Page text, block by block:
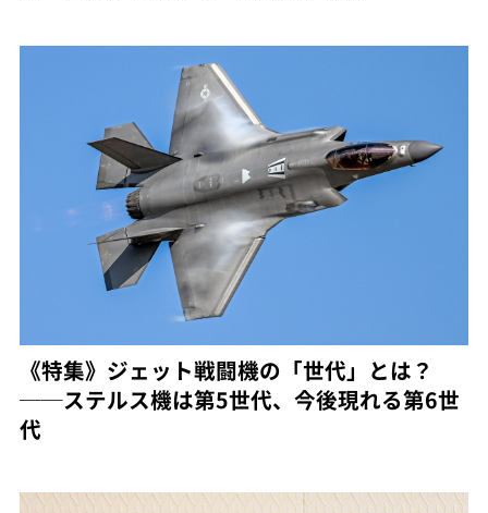
《特集》ジェット戦闘機の「世代」とは？
──ステルス機は第5世代、今後現れる第6世
代